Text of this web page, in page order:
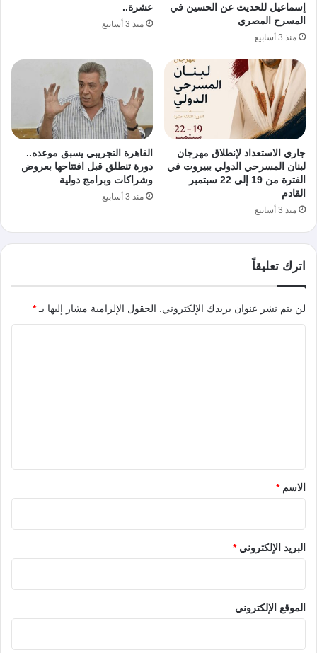
إسماعيل للحديث عن الحسين في
المسرح المصري
منذ 3 أسابيع
عشرة..
منذ 3 أسابيع
جاري الاستعداد لإنطلاق مهرجان
لبنان المسرحي الدولي ببيروت في
الفترة من 19 إلى 22 سبتمبر
القادم
منذ 3 أسابيع
القاهرة التجريبي يسبق موعده..
دورة تنطلق قبل افتتاحها بعروض
وشراكات وبرامج دولية
منذ 3 أسابيع
اترك تعليقاً
لن يتم نشر عنوان بريدك الإلكتروني. الحقول الإلزامية مشار إليها بـ*
*
الاسم*
البريد الإلكتروني*
الموقع الإلكتروني